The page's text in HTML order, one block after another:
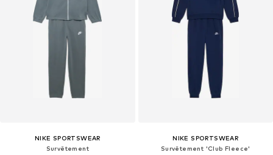
NIKE SPORTSWEAR
Survêtement
NIKE SPORTSWEAR
Survêtement 'Club Fleece'